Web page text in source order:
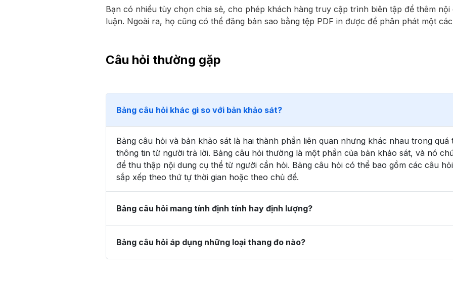
Bạn có nhiều tùy chọn chia sẻ, cho phép khách hàng truy cập trình biên tập để thêm
luận. Ngoài ra, họ cũng có thể đăng bản sao bằng tệp PDF in được để phân phát một
Câu hỏi thường gặp
Bảng câu hỏi khác gì so với bản khảo sát?
Bảng câu hỏi và bản khảo sát là hai thành phần liên quan nhưng khác nhau trong
thông tin từ người trả lời. Bảng câu hỏi thường là một phần của bản khảo sát, và nó
để thu thập nội dung cụ thể từ người cần hỏi. Bảng câu hỏi có thể bao gồm các câu
sắp xếp theo thứ tự thời gian hoặc theo chủ đề.
Bảng câu hỏi mang tính định tính hay định lượng?
Bảng câu hỏi áp dụng những loại thang đo nào?